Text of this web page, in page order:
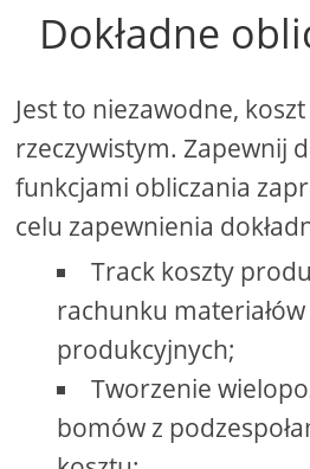
Dokładne
Jest to niezawodne,
rzeczywistym. Zapewnij
funkcjami obliczania
celu zapewnienia
Track koszty
rachunku
produkcyjnych;
Tworzenie
bomów z